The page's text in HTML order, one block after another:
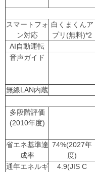
スマートフォ
ン対応
白くまくんア
プリ(無料)*2
AI自動運転
音声ガイド
無線LAN内蔵
多段階評価
(2010年度)
省エネ基準達
成率
74%(2027年
度)
通年エネルギ
4.9(JIS C